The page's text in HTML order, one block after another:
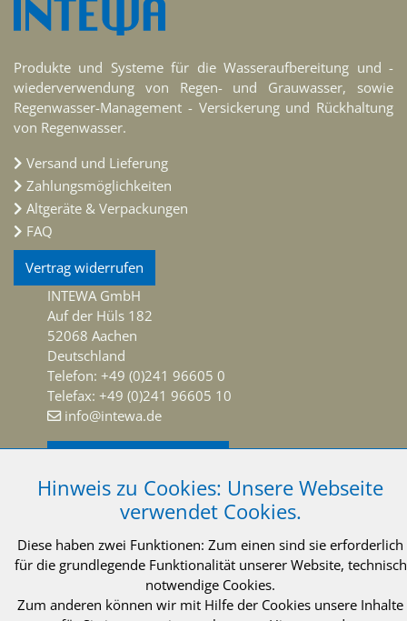
Produkte und Systeme für die Wasseraufbereitung und -
wiederverwendung von Regen- und Grauwasser, sowie
Regenwasser-Management - Versickerung und Rückhaltung
von Regenwasser.
Versand und Lieferung
Zahlungsmöglichkeiten
Altgeräte & Verpackungen
FAQ
Vertrag widerrufen
INTEWA GmbH
Auf der Hüls 182
52068 Aachen
Deutschland
Telefon: +49 (0)241 96605 0
Telefax: +49 (0)241 96605 10
info@intewa.de
© 2021 INTEWA GmbH Aachen
Impressum
Datenschutzerklärung
AGB
Hinweis zu Cookies: Unsere Webseite
verwendet Cookies.
Diese haben zwei Funktionen: Zum einen sind sie erforderlich
für die grundlegende Funktionalität unserer Website, technisch
notwendige Cookies.
Zum anderen können wir mit Hilfe der Cookies unsere Inhalte